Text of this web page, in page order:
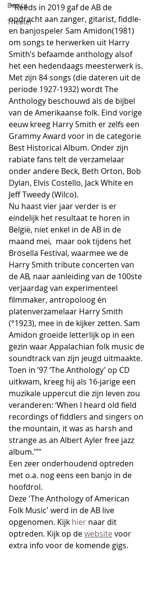
Dance
Theater
""Reeds in 2019 gaf de AB de
opdracht aan zanger, gitarist, fiddle-
en banjospeler Sam Amidon(1981)
om songs te herwerken uit Harry
Smith’s befaamde anthology alsof
het een hedendaags meesterwerk is.
Met zijn 84 songs (die dateren uit de
periode 1927-1932) wordt The
Anthology beschouwd als de bijbel
van de Amerikaanse folk. Eind vorige
eeuw kreeg Harry Smith er zelfs een
Grammy Award voor in de categorie
Best Historical Album. Onder zijn
rabiate fans telt de verzamelaar
onder andere Beck, Beth Orton, Bob
Dylan, Elvis Costello, Jack White en
Jeff Tweedy (Wilco).
Nu haast vier jaar verder is er
eindelijk het resultaat te horen in
België, niet enkel in de AB in de
maand mei,  maar ook tijdens het
Brosella Festival, waarmee we de
Harry Smith tribute concerten van
de AB, naar aanleiding van de 100ste
verjaardag van experimenteel
filmmaker, antropoloog én
platenverzamelaar Harry Smith
(°1923), mee in de kijker zetten. Sam
Amidon groeide letterlijk op in een
gezin waar Appalachian folk music de
soundtrack van zijn jeugd uitmaakte.
Toen in ’97 ‘The Anthology’ op CD
uitkwam, kreeg hij als 16-jarige een
muzikale uppercut die zijn leven zou
veranderen: ‘When I heard old field
recordings of fiddlers and singers on
the mountain, it was as harsh and
strange as an Albert Ayler free jazz
album.’""
Een zeer onderhoudend optreden
met o.a. nog eens een banjo in de
hoofdrol.
Deze 'The Anthology of American
Folk Music' werd in de AB live
opgenomen. Kijk hier naar dit
optreden. Kijk op de website voor
extra info voor de komende gigs.